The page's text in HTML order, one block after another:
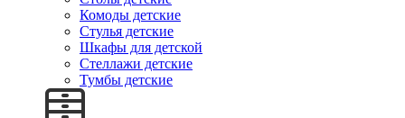
Комоды детские
Стулья детские
Шкафы для детской
Стеллажи детские
Тумбы детские